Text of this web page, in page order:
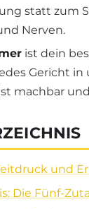
statt zum
Nerven.
ist dein
Gericht in
machbar
und
Die Fünf-